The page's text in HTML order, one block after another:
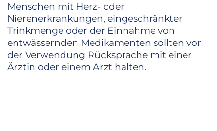
Menschen mit Herz- oder
Nierenerkrankungen, eingeschränkter
Trinkmenge oder der Einnahme von
entwässernden Medikamenten sollten vor
der Verwendung Rücksprache mit einer
Ärztin oder einem Arzt halten.